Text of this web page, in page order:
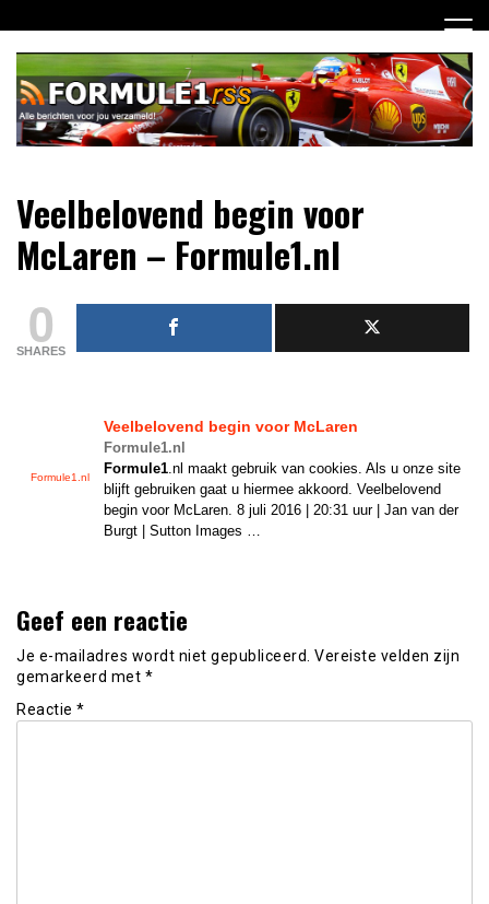
naar
inhoud
Formule 1 RSS
verzameld!
Veelbelovend begin voor
McLaren – Formule1.nl
0
SHARES
Formule1.nl
Veelbelovend begin voor McLaren
Formule1.nl
Formule1.nl maakt gebruik van cookies. Als u onze site
blijft gebruiken gaat u hiermee akkoord. Veelbelovend
begin voor McLaren. 8 juli 2016 | 20:31 uur | Jan van der
Burgt | Sutton Images …
Geef een reactie
Je e-mailadres wordt niet gepubliceerd. Vereiste velden zijn
gemarkeerd met *
Reactie *